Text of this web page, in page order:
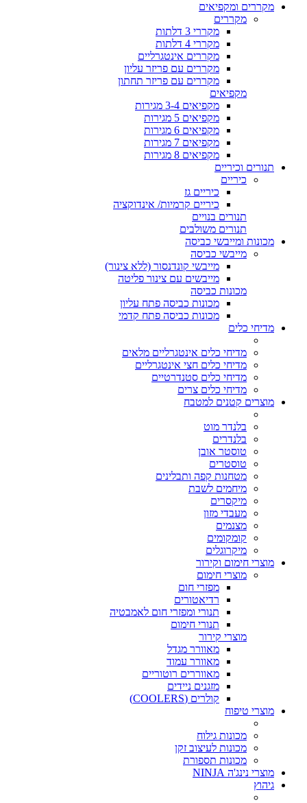
מקררים ומקפיאים
מקררים
מקררי 3 דלתות
מקררי 4 דלתות
מקררים אינטגרליים
מקררים עם פריזר עליון
מקררים עם פריזר תחתון
מקפיאים
מקפיאים 3-4 מגירות
מקפיאים 5 מגירות
מקפיאים 6 מגירות
מקפיאים 7 מגירות
מקפיאים 8 מגירות
תנורים וכיריים
כיריים
כיריים גז
כיריים קרמיות/ אינדוקציה
תנורים בנויים
תנורים משולבים
מכונות ומייבשי כביסה
מייבשי כביסה
מייבשי קונדנסור (ללא צינור)
מייבשים עם צינור פליטה
מכונות כביסה
מכונות כביסה פתח עליון
מכונות כביסה פתח קדמי
מדיחי כלים
מדיחי כלים אינטגרליים מלאים
מדיחי כלים חצי אינטגרליים
מדיחי כלים סטנדרטיים
מדיחי כלים צרים
מוצרים קטנים למטבח
בלנדר מוט
בלנדרים
טוסטר אובן
טוסטרים
מטחנות קפה ותבלינים
מיחמים לשבת
מיקסרים
מעבדי מזון
מצנמים
קומקומים
מיקרוגלים
מוצרי חימום וקירור
מוצרי חימום
מפזרי חום
רדיאטורים
תנורי ומפזרי חום לאמבטיה
תנורי חימום
מוצרי קירור
מאוורר מגדל
מאוורר עמוד
מאווררים רוטוריים
מזגנים ניידים
קולרים (COOLERS)
מוצרי טיפוח
מכונות גילוח
מכונות לעיצוב זקן
מכונות תספורת
מוצרי נינג'ה NINJA
גיהוץ